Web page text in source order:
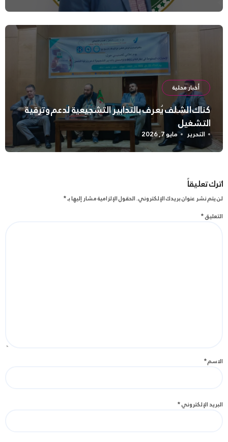
أخبار محلية
كناك الشلف يُعرف بالتدابير التشجيعية لدعم وترقية
التشغيل
التحرير مايو 7, 2026
اترك تعليقاً
لن يتم نشر عنوان بريدك الإلكتروني.الحقول الإلزامية مشار إليها بـ*
التعليق*
الاسم*
البريد الإلكتروني*